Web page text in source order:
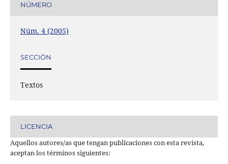
NÚMERO
Núm. 4 (2005)
SECCIÓN
Textos
LICENCIA
Aquellos autores/as que tengan publicaciones con esta revista,
aceptan los términos siguientes: